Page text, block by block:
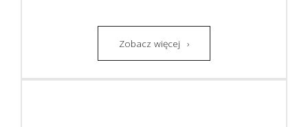
Zobacz więcej